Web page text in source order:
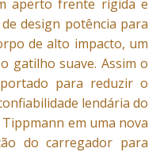
aperto frente rígida e
design potência para
de alto impacto, um
gatilho suave. Assim o
para reduzir o
lendária do
em uma nova
do carregador para